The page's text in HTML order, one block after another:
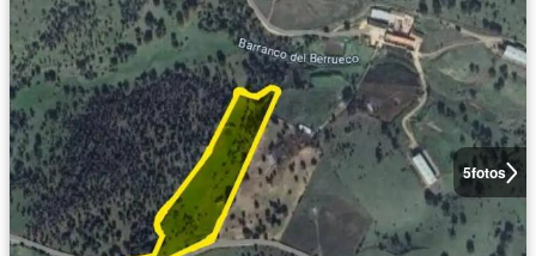
5fotos